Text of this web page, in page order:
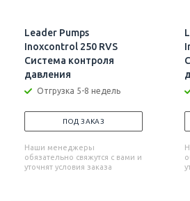
Leader Pumps
Inoxcontrol 250 RVS
Система контроля
давления
Отгрузка 5-8 недель
ПОД ЗАКАЗ
Наши менеджеры
обязательно свяжутся с вами и
уточнят условия заказа